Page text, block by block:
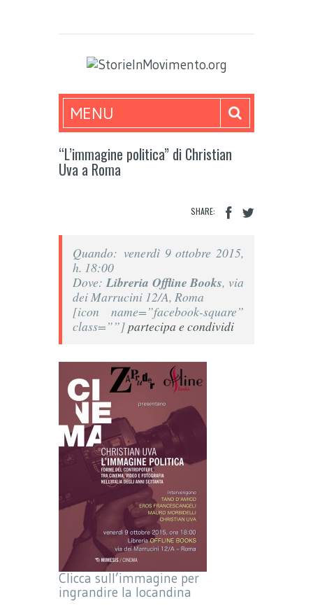
MENU
“L’immagine politica” di Christian
Uva a Roma
SHARE:
Quando: venerdì 9 ottobre 2015,
h. 18:00
Dove: Libreria Offline Books, via
dei Marrucini 12/A​, Roma
[icon name=”facebook-square”
class=””]partecipa e condividi
Clicca sull’immagine per
ingrandire la locandina